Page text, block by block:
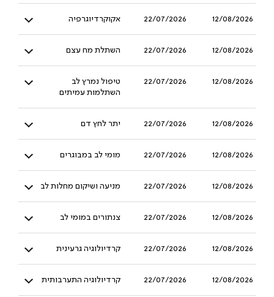
12/08/2026
22/07/2026 אקוקרדיוגרפיה
12/08/2026
22/07/2026 השתלת מח עצם
12/08/2026
22/07/2026
טיפול נמרץ לב
השתלמות עמיתים
12/08/2026
22/07/2026 יתר לחץ דם
12/08/2026
22/07/2026 מומי לב במבוגרים
12/08/2026
22/07/2026 מניעה ושיקום מחלות לב
12/08/2026
22/07/2026 צנתורים במומי לב
12/08/2026
22/07/2026 קרדיולוגיה גרעינית
12/08/2026
22/07/2026 קרדיולוגיה התערבותית